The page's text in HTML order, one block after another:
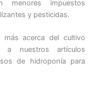
menores impuestos
y pesticidas.
acerca del cultivo
a nuestros artículos
de hidroponía para